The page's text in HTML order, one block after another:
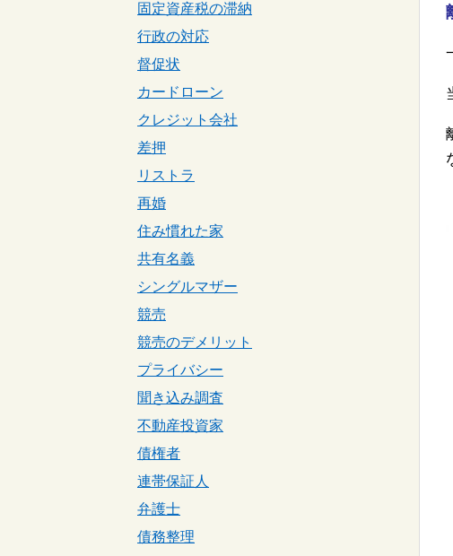
固定資産税の滞納
行政の対応
督促状
カードローン
クレジット会社
差押
リストラ
再婚
住み慣れた家
共有名義
シングルマザー
競売
競売のデメリット
プライバシー
聞き込み調査
不動産投資家
債権者
連帯保証人
弁護士
債務整理